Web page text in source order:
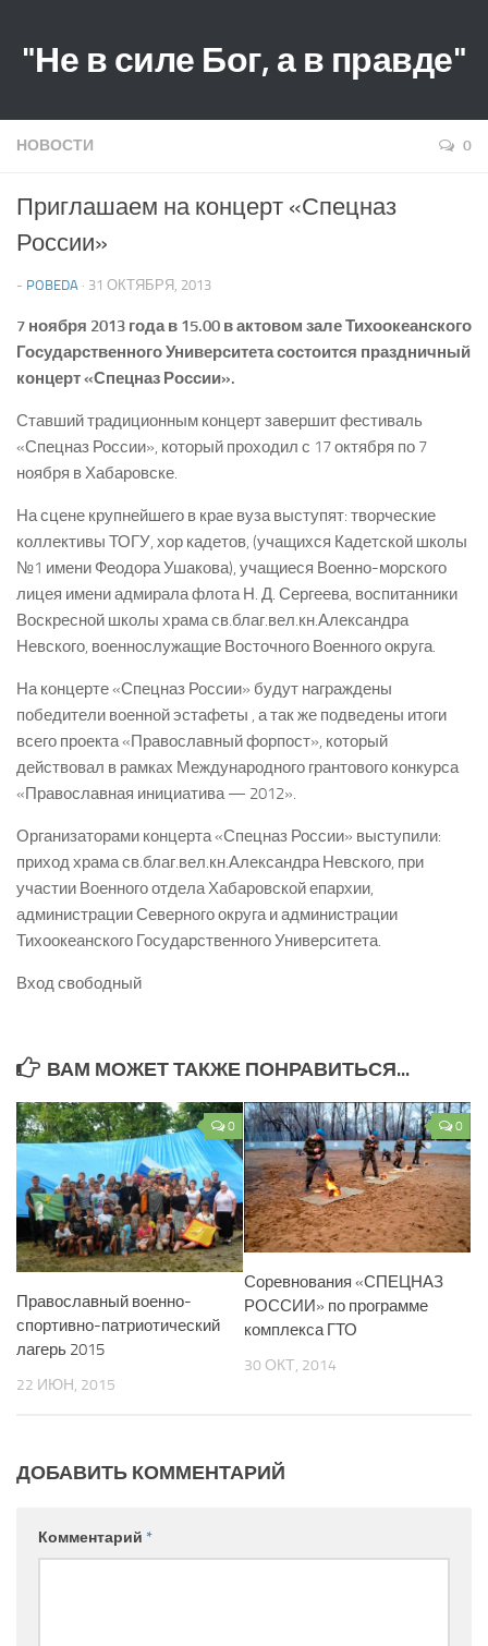
"Не в силе Бог, а в правде"
НОВОСТИ 0
Приглашаем на концерт «Спецназ
России»
- POBEDA · 31 ОКТЯБРЯ, 2013
7 ноября 2013 года в 15.00 в актовом зале Тихоокеанского
Государственного Университета состоится праздничный
концерт «Спецназ России».
Ставший традиционным концерт завершит фестиваль
«Спецназ России», который проходил с 17 октября по 7
ноября в Хабаровске.
На сцене крупнейшего в крае вуза выступят: творческие
коллективы ТОГУ, хор кадетов, (учащихся Кадетской школы
№1 имени Феодора Ушакова), учащиеся Военно-морского
лицея имени адмирала флота Н. Д. Сергеева, воспитанники
Воскресной школы храма св.благ.вел.кн.Александра
Невского, военнослужащие Восточного Военного округа.
На концерте «Спецназ России» будут награждены
победители военной эстафеты , а так же подведены итоги
всего проекта «Православный форпост», который
действовал в рамках Международного грантового конкурса
«Православная инициатива — 2012».
Организаторами концерта «Спецназ России» выступили:
приход храма св.благ.вел.кн.Александра Невского, при
участии Военного отдела Хабаровской епархии,
администрации Северного округа и администрации
Тихоокеанского Государственного Университета.
Вход свободный
ВАМ МОЖЕТ ТАКЖЕ ПОНРАВИТЬСЯ...
0
Православный военно-
спортивно-патриотический
лагерь 2015
22 ИЮН, 2015
0
Соревнования «СПЕЦНАЗ
РОССИИ» по программе
комплекса ГТО
30 ОКТ, 2014
ДОБАВИТЬ КОММЕНТАРИЙ
Комментарий *